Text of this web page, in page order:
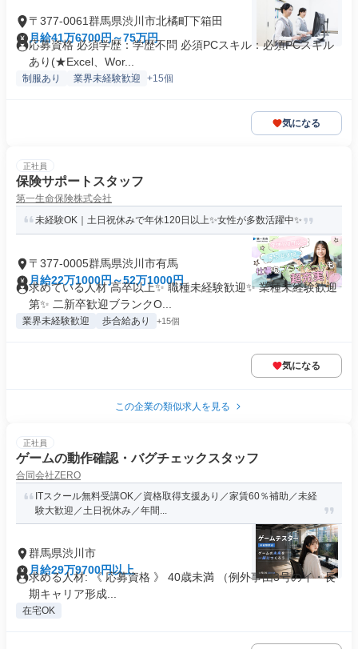
〒377-0061群馬県渋川市北橘町下箱田
月給41万6700円～75万円
応募資格 必須学歴：学歴不問 必須PCスキル：必須PCスキル
あり(★Excel、Wor...
制服あり 業界未経験歓迎 +15個
気になる
正社員
保険サポートスタッフ
第一生命保険株式会社
未経験OK｜土日祝休みで年休120日以上✨女性が多数活躍中✨
〒377-0005群馬県渋川市有馬
月給22万1000円～52万1000円
求めている人材 高卒以上✨ 職種未経験歓迎✨ 業種未経験歓迎
第✨ 二新卒歓迎ブランクO...
業界未経験歓迎 歩合給あり +15個
気になる
この企業の類似求人を見る
正社員
ゲームの動作確認・バグチェックスタッフ
合同会社ZERO
ITスクール無料受講OK／資格取得支援あり／家賃60％補助／未経
験大歓迎／土日祝休み／年間...
群馬県渋川市
月給29万9700円以上
求める人材: 《 応募資格 》 40歳未満 （例外事由3号のイ・長
期キャリア形成...
在宅OK